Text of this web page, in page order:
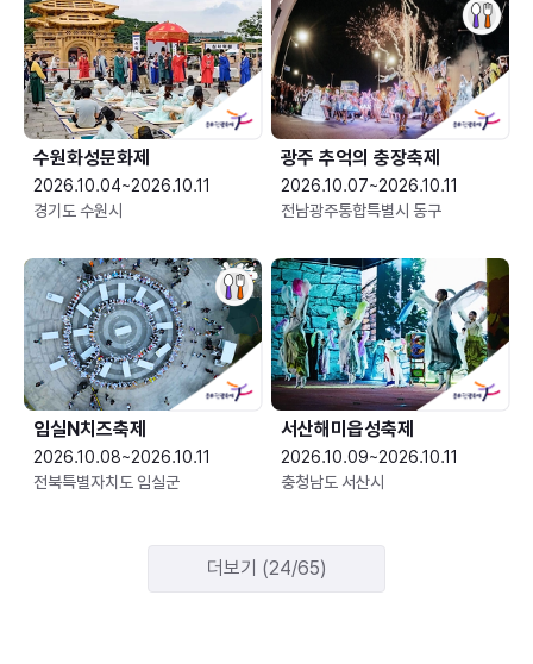
수원화성문화제
2026.10.04~2026.10.11
경기도 수원시
광주 추억의 충장축제
2026.10.07~2026.10.11
전남광주통합특별시 동구
임실N치즈축제
2026.10.08~2026.10.11
전북특별자치도 임실군
서산해미읍성축제
2026.10.09~2026.10.11
충청남도 서산시
더보기 (24/65)